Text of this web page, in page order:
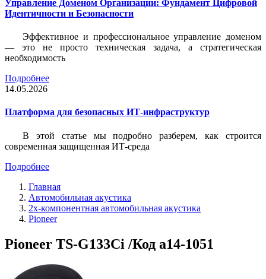
Управление Доменом Организации: Фундамент Цифровой
Идентичности и Безопасности
Эффективное и профессиональное управление доменом
— это не просто техническая задача, а стратегическая
необходимость
Подробнее
14.05.2026
Платформа для безопасных ИТ-инфраструктур
В этой статье мы подробно разберем, как строится
современная защищенная ИТ-среда
Подробнее
Главная
Автомобильная акустика
2х-компонентная автомобильная акустика
Pioneer
Pioneer TS-G133Ci /Код a14-1051